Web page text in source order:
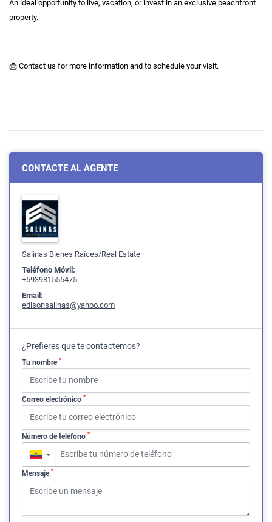
An ideal opportunity to live, vacation, or invest in an exclusive beachfront
property.
📩 Contact us for more information and to schedule your visit.
CONTACTE AL AGENTE
Salinas Bienes Raíces/Real Estate
Teléfono Móvil:
+593981555475
Email:
edisonsalinas@yahoo.com
¿Prefieres que te contactemos?
Tu nombre *
Correo electrónico *
Número de teléfono *
▼
Mensaje *